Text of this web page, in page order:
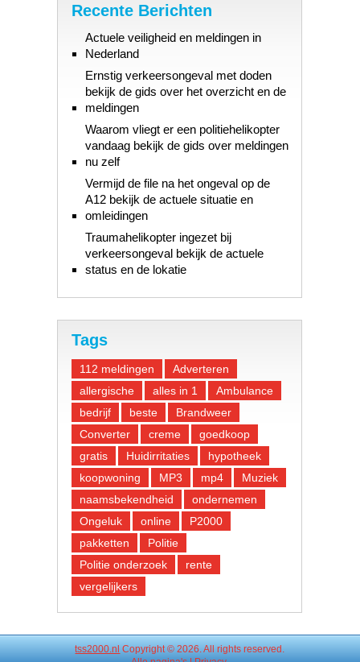
Recente Berichten
Actuele veiligheid en meldingen in
Nederland
Ernstig verkeersongeval met doden
bekijk de gids over het overzicht en de
meldingen
Waarom vliegt er een politiehelikopter
vandaag bekijk de gids over meldingen
nu zelf
Vermijd de file na het ongeval op de
A12 bekijk de actuele situatie en
omleidingen
Traumahelikopter ingezet bij
verkeersongeval bekijk de actuele
status en de lokatie
Tags
112 meldingen
Adverteren
allergische
alles in 1
Ambulance
bedrijf
beste
Brandweer
Converter
creme
goedkoop
gratis
Huidirritaties
hypotheek
koopwoning
MP3 mp4
Muziek
naamsbekendheid
ondernemen
Ongeluk
online
P2000
pakketten
Politie
Politie onderzoek
rente
vergelijkers
tss2000.nlCopyright © 2026. All rights reserved.